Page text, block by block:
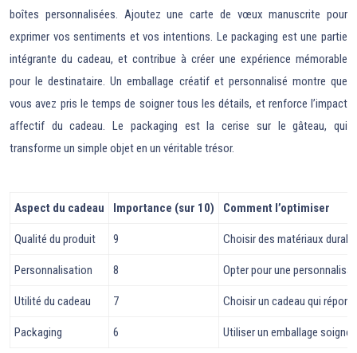
boîtes personnalisées. Ajoutez une carte de vœux manuscrite pour
exprimer vos sentiments et vos intentions. Le packaging est une partie
intégrante du cadeau, et contribue à créer une expérience mémorable
pour le destinataire. Un emballage créatif et personnalisé montre que
vous avez pris le temps de soigner tous les détails, et renforce l’impact
affectif du cadeau. Le packaging est la cerise sur le gâteau, qui
transforme un simple objet en un véritable trésor.
Aspect du cadeau Importance (sur 10) Comment l’optimiser
Qualité du produit 9 Choisir des matériaux
Personnalisation 8 Opter pour une
Utilité du cadeau 7 Choisir un cadeau qui
Packaging 6 Utiliser un emballage soigné